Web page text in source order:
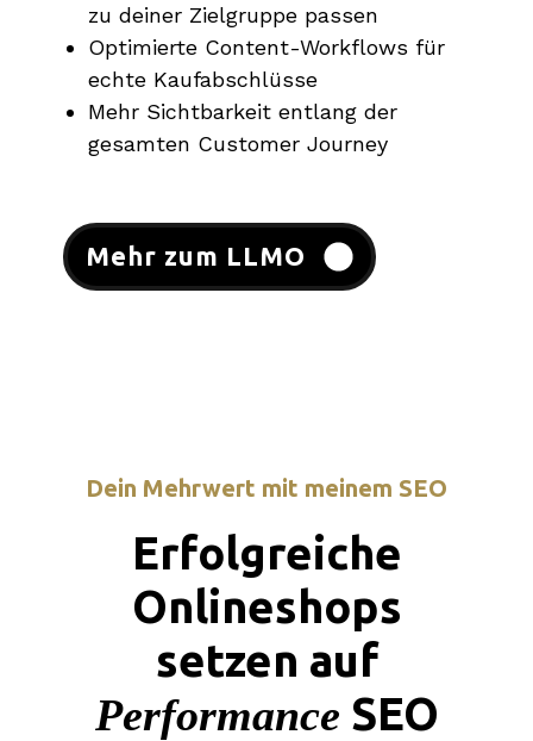
zu deiner Zielgruppe passen
Optimierte Content-Workflows für
echte Kaufabschlüsse
Mehr Sichtbarkeit entlang der
gesamten Customer Journey
Mehr zum LLMO
Dein Mehrwert mit meinem SEO
Erfolgreiche
Onlineshops
setzen auf
Performance SEO